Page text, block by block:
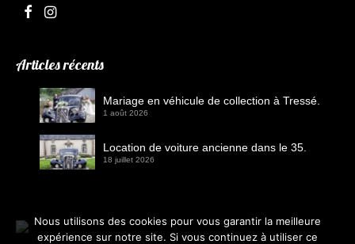
Articles récents
Mariage en véhicule de collection à Tressé.
1 août 2026
Location de voiture ancienne dans le 35.
18 juillet 2026
Nous utilisons des cookies pour vous garantir la meilleure
expérience sur notre site. Si vous continuez à utiliser ce